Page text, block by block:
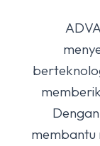
membantu